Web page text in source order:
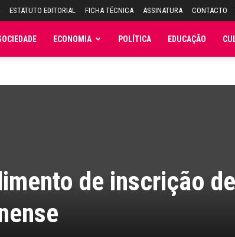
ESTATUTO EDITORIAL FICHA TÉCNICA ASSINATURA CONTACTO
ECONOMIA POLÍTICA EDUCAÇÃO
de inscrição de